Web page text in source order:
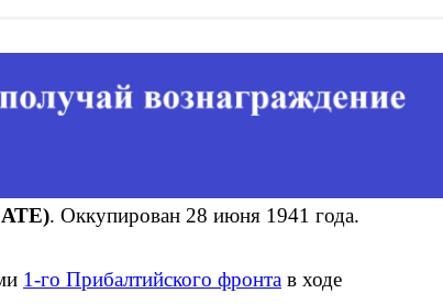
. Оккупирован 28 июня 1941 года.
1-го Прибалтийского фронта в ходе